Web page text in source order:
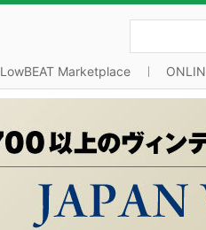
LowBEAT Marketplace